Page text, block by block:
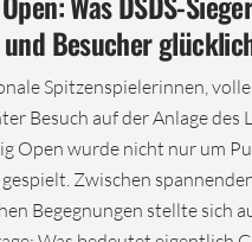
und Besucher
Spitzenspielerinnen,
Besuch auf der Anlage des
Open wurde nicht nur um
Zwischen
Begegnungen stellte sich